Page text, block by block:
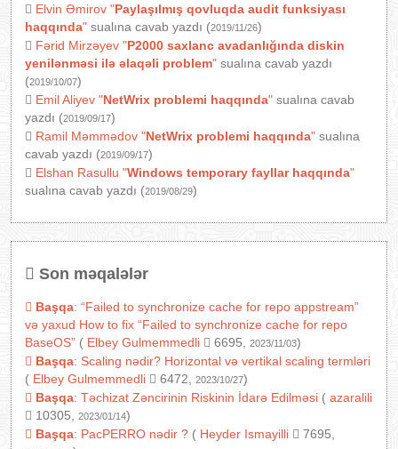
Elvin Əmirov "Paylaşılmış qovluqda audit funksiyası
haqqında" sualına cavab yazdı (2019/11/26)
Fərid Mirzəyev "P2000 saxlanc avadanlığında diskin
yenilənməsi ilə əlaqəli problem" sualına cavab yazdı
(2019/10/07)
Emil Aliyev "NetWrix problemi haqqında" sualına cavab
yazdı (2019/09/17)
Ramil Məmmədov "NetWrix problemi haqqında" sualına
cavab yazdı (2019/09/17)
Elshan Rasullu "Windows temporary fayllar haqqında"
sualına cavab yazdı (2019/08/29)
Son məqalələr
Başqa: “Failed to synchronize cache for repo appstream”
və yaxud How to fix “Failed to synchronize cache for repo
BaseOS” ( Elbey Gulmemmedli 6695, 2023/11/03)
Başqa: Scaling nədir? Horizontal və vertikal scaling termləri
( Elbey Gulmemmedli 6472, 2023/10/27)
Başqa: Təchizat Zəncirinin Riskinin İdarə Edilməsi ( azaralili
10305,
2023/01/14)
Başqa: PacPERRO nədir ? ( Heyder Ismayilli 7695,